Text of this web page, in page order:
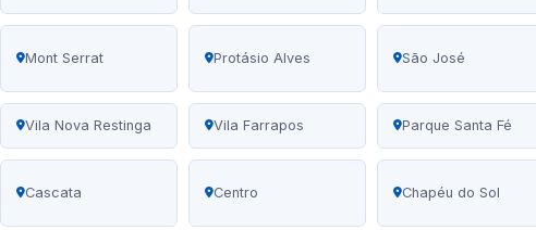
Mont Serrat Protásio Alves São José
Vila Nova Restinga Vila Farrapos Parque Santa Fé
Cascata Centro Chapéu do Sol